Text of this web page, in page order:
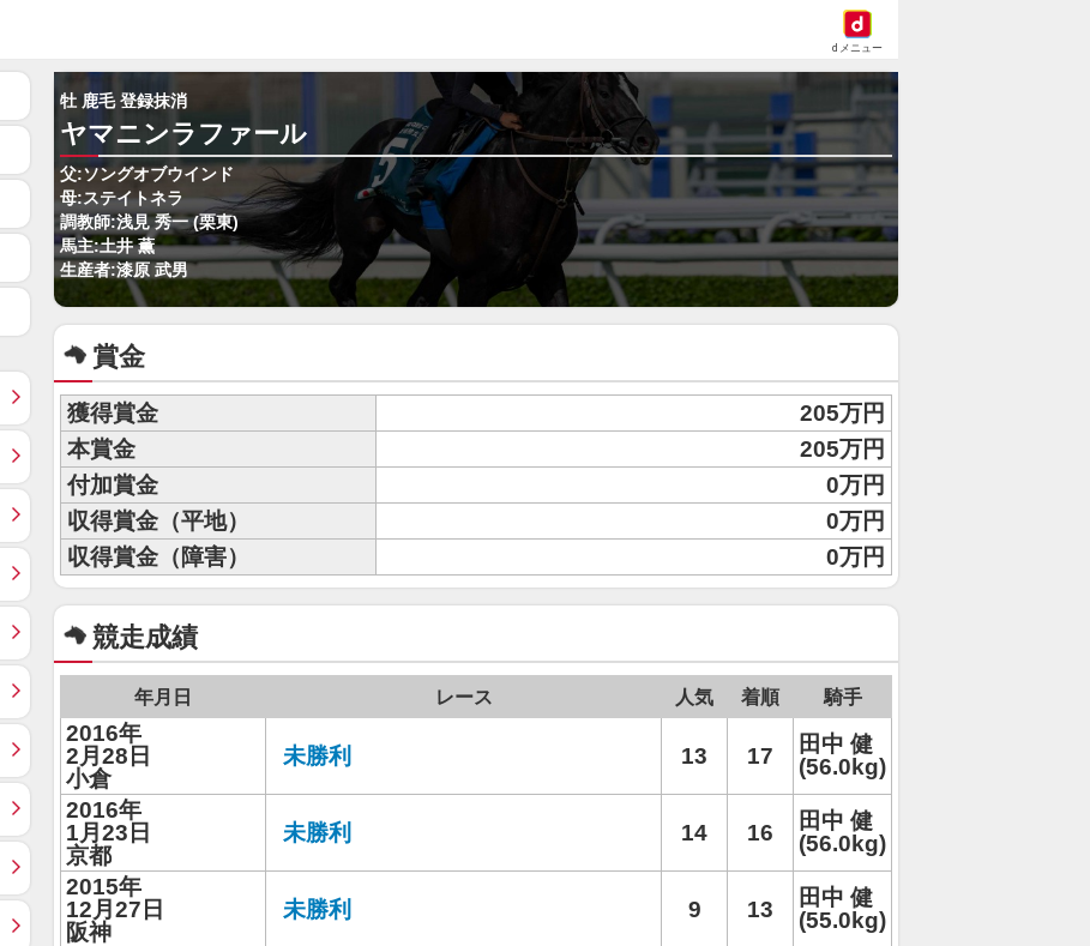
dメニュー
牡 鹿毛 登録抹消
ヤマニンラファール
父:ソングオブウインド
母:ステイトネラ
調教師:浅見 秀一 (栗東)
馬主:土井 薫
生産者:漆原 武男
賞金
獲得賞金
205万円
本賞金
205万円
付加賞金
0万円
収得賞金（平地）
0万円
収得賞金（障害）
0万円
競走成績
年月日 レース 人気 着順 騎手
2016年
2月28日
小倉
未勝利 13 17
田中 健
(56.0kg)
2016年
1月23日
京都
未勝利 14 16
田中 健
(56.0kg)
2015年
12月27日
阪神
未勝利 9 13
田中 健
(55.0kg)